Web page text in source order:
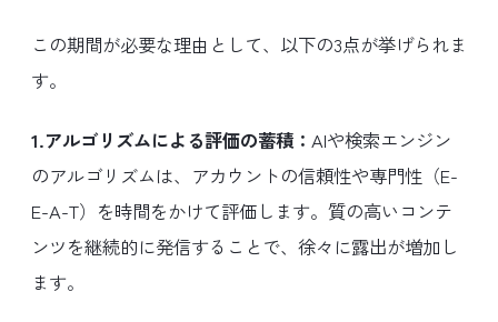
この期間が必要な理由として、以下の3点が挙げられま
す。
1.アルゴリズムによる評価の蓄積： AIや検索エンジン
のアルゴリズムは、アカウントの信頼性や専門性（E-
E-A-T）を時間をかけて評価します。質の高いコンテ
ンツを継続的に発信することで、徐々に露出が増加し
ます。